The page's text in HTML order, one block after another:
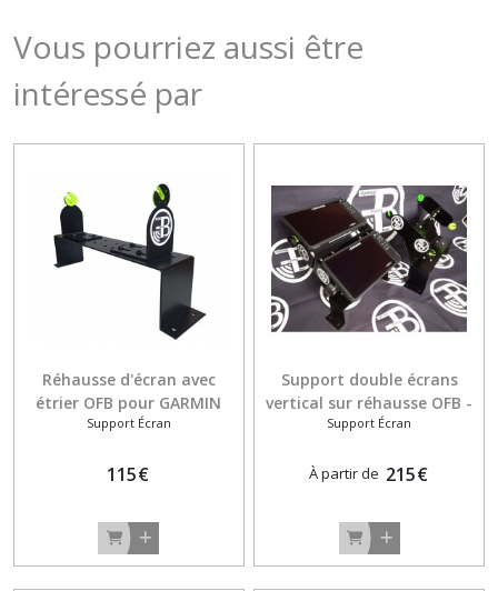
Vous pourriez aussi être
intéressé par
Réhausse d'écran avec
étrier OFB pour GARMIN
Echomap Ultra
Support Écran
115€
Support double écrans
vertical sur réhausse OFB -
LOWRANCE
Support Écran
À partir de 215€